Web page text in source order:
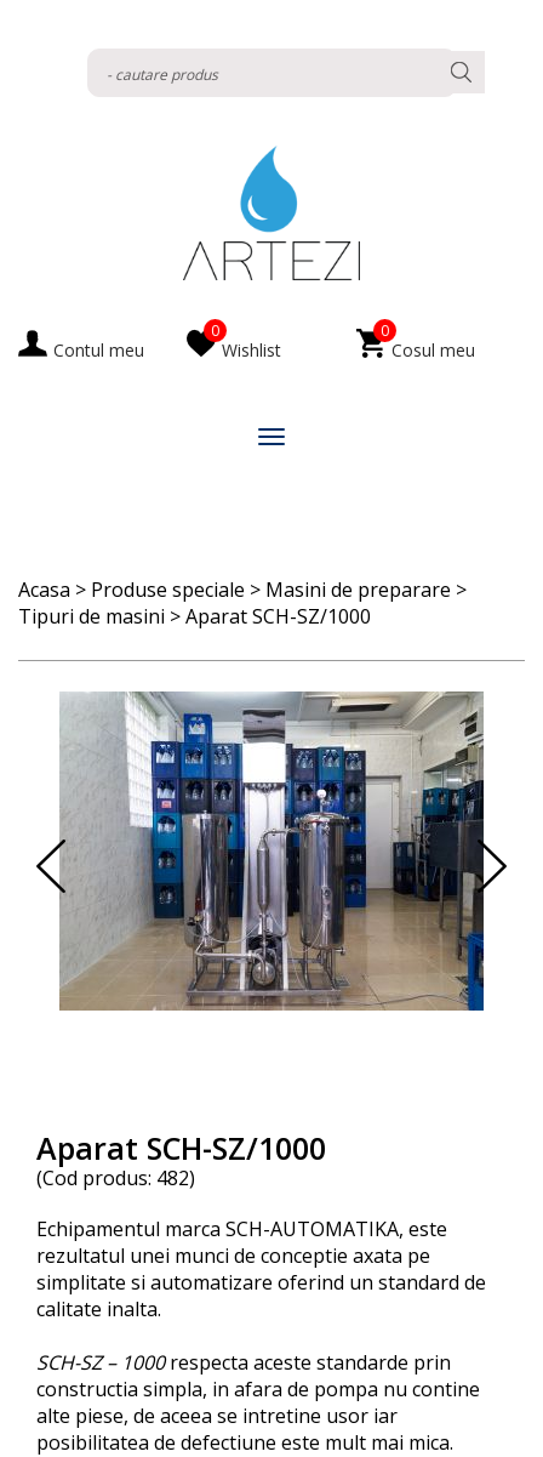
Contul meu Wishlist
0
Cosul meu
0
Menu
Acasa > Produse speciale > Masini de preparare >
Tipuri de masini > Aparat SCH-SZ/1000
Aparat SCH-SZ/1000
(Cod produs: 482)
Echipamentul marca SCH-AUTOMATIKA, este
rezultatul unei munci de conceptie axata pe
simplitate si automatizare oferind un standard de
calitate inalta.
SCH-SZ – 1000respecta aceste standarde prin
constructia simpla, in afara de pompa nu contine
alte piese, de aceea se intretine usor iar
posibilitatea de defectiune este mult mai mica.